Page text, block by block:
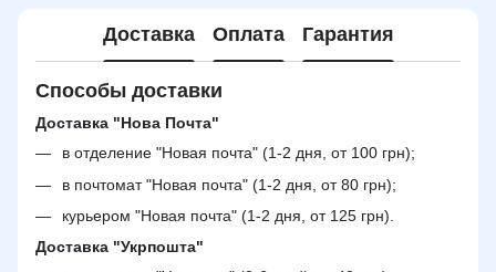
Доставка Оплата Гарантия
Способы доставки
Доставка "Нова Почта"
в отделение "Новая почта" (1-2 дня, от 100 грн);
в почтомат "Новая почта" (1-2 дня, от 80 грн);
курьером "Новая почта" (1-2 дня, от 125 грн).
Доставка "Укрпошта"